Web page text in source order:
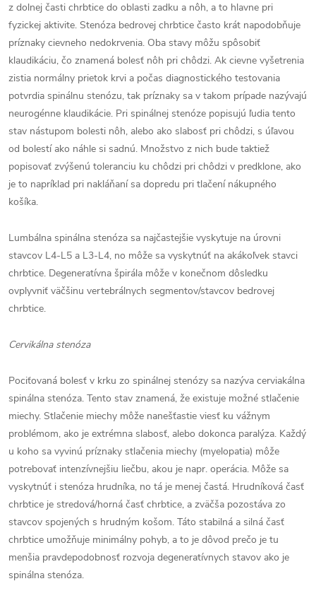
z dolnej časti chrbtice do oblasti zadku a nôh, a to hlavne pri
fyzickej aktivite. Stenóza bedrovej chrbtice často krát napodobňuje
príznaky cievneho nedokrvenia. Oba stavy môžu spôsobiť
klaudikáciu, čo znamená bolesť nôh pri chôdzi. Ak cievne vyšetrenia
zistia normálny prietok krvi a počas diagnostického testovania
potvrdia spinálnu stenózu, tak príznaky sa v takom prípade nazývajú
neurogénne klaudikácie. Pri spinálnej stenóze popisujú ľudia tento
stav nástupom bolesti nôh, alebo ako slabosť pri chôdzi, s úľavou
od bolestí ako náhle si sadnú. Množstvo z nich bude taktiež
popisovať zvýšenú toleranciu ku chôdzi pri chôdzi v predklone, ako
je to napríklad pri nakláňaní sa dopredu pri tlačení nákupného
košíka.
Lumbálna spinálna stenóza sa najčastejšie vyskytuje na úrovni
stavcov L4-L5 a L3-L4, no môže sa vyskytnúť na akákoľvek stavci
chrbtice. Degeneratívna špirála môže v konečnom dôsledku
ovplyvniť väčšinu vertebrálnych segmentov/stavcov bedrovej
chrbtice.
Cervikálna stenóza
Pociťovaná bolesť v krku zo spinálnej stenózy sa nazýva cerviakálna
spinálna stenóza. Tento stav znamená, že existuje možné stlačenie
miechy. Stlačenie miechy môže nanešťastie viesť ku vážnym
problémom, ako je extrémna slabosť, alebo dokonca paralýza. Každý
u koho sa vyvinú príznaky stlačenia miechy (myelopatia) môže
potrebovať intenzívnejšiu liečbu, akou je napr. operácia. Môže sa
vyskytnúť i stenóza hrudníka, no tá je menej častá. Hrudníková časť
chrbtice je stredová/horná časť chrbtice, a zväčša pozostáva zo
stavcov spojených s hrudným košom. Táto stabilná a silná časť
chrbtice umožňuje minimálny pohyb, a to je dôvod prečo je tu
menšia pravdepodobnosť rozvoja degeneratívnych stavov ako je
spinálna stenóza.